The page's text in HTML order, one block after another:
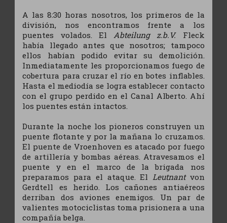
A las 8:30 horas nosotros, los primeros de la
división, nos encontramos frente a los
puentes volados. El Abteilung z.b.V.Fleck
había llegado antes que nosotros; tampoco
ellos habían podido evitar su demolición.
Inmediatamente les proporcionamos fuego de
cobertura para cruzar el río en botes inflables.
Hasta el mediodía se logra establecer contacto
con el grupo perdido en el Canal Alberto. Ahí
los puentes están intactos.
Durante la noche los pioneros construyen un
puente flotante y por la mañana lo cruzamos.
El puente de Vroenhoven es atacado por fuego
de artillería y bombas aéreas. Atravesamos el
puente y en el marco de la brigada nos
preparamos para el ataque. El
Leutnantvon
Gerdtell es herido. Los cañones antiaéreos
derriban dos aviones enemigos. Un par de
valientes motociclistas toma prisionera a una
compañía belga.